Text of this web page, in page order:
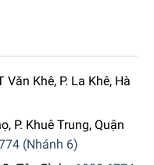
Khê, P. La Khê, Hà
P. Khuê Trung, Quận
(Nhánh 6)